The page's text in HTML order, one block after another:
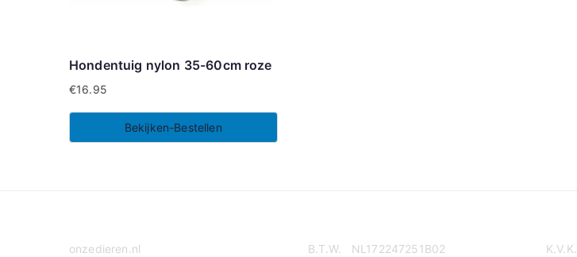
Hondentuig nylon 35-60cm roze
€16.95
Bekijken-Bestellen
onzedieren.nl B.T.W. NL172247251B02